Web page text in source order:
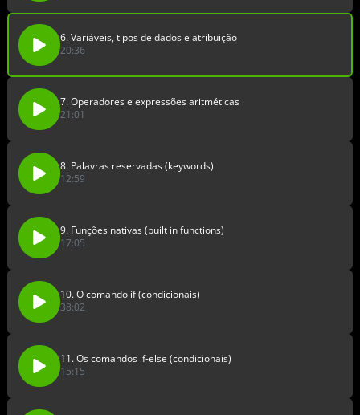
6. Variáveis, tipos de dados e atribuição
20:36
7. Operadores e expressões aritméticas
21:01
8. Palavras reservadas (keywords)
12:59
9. Funções nativas (built in functions)
17:05
10. O comando if (condicionais)
38:02
11. Os comandos if-else (condicionais)
15:15